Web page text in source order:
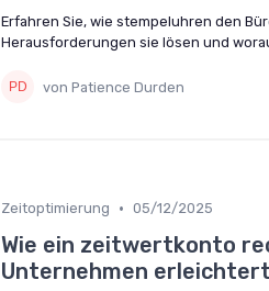
Erfahren Sie, wie stempeluhren den
Herausforderungen sie lösen und
von Patience Durden
Zeitoptimierung • 05/12/2025
Wie ein zeitwertkonto
Unternehmen erleichtert